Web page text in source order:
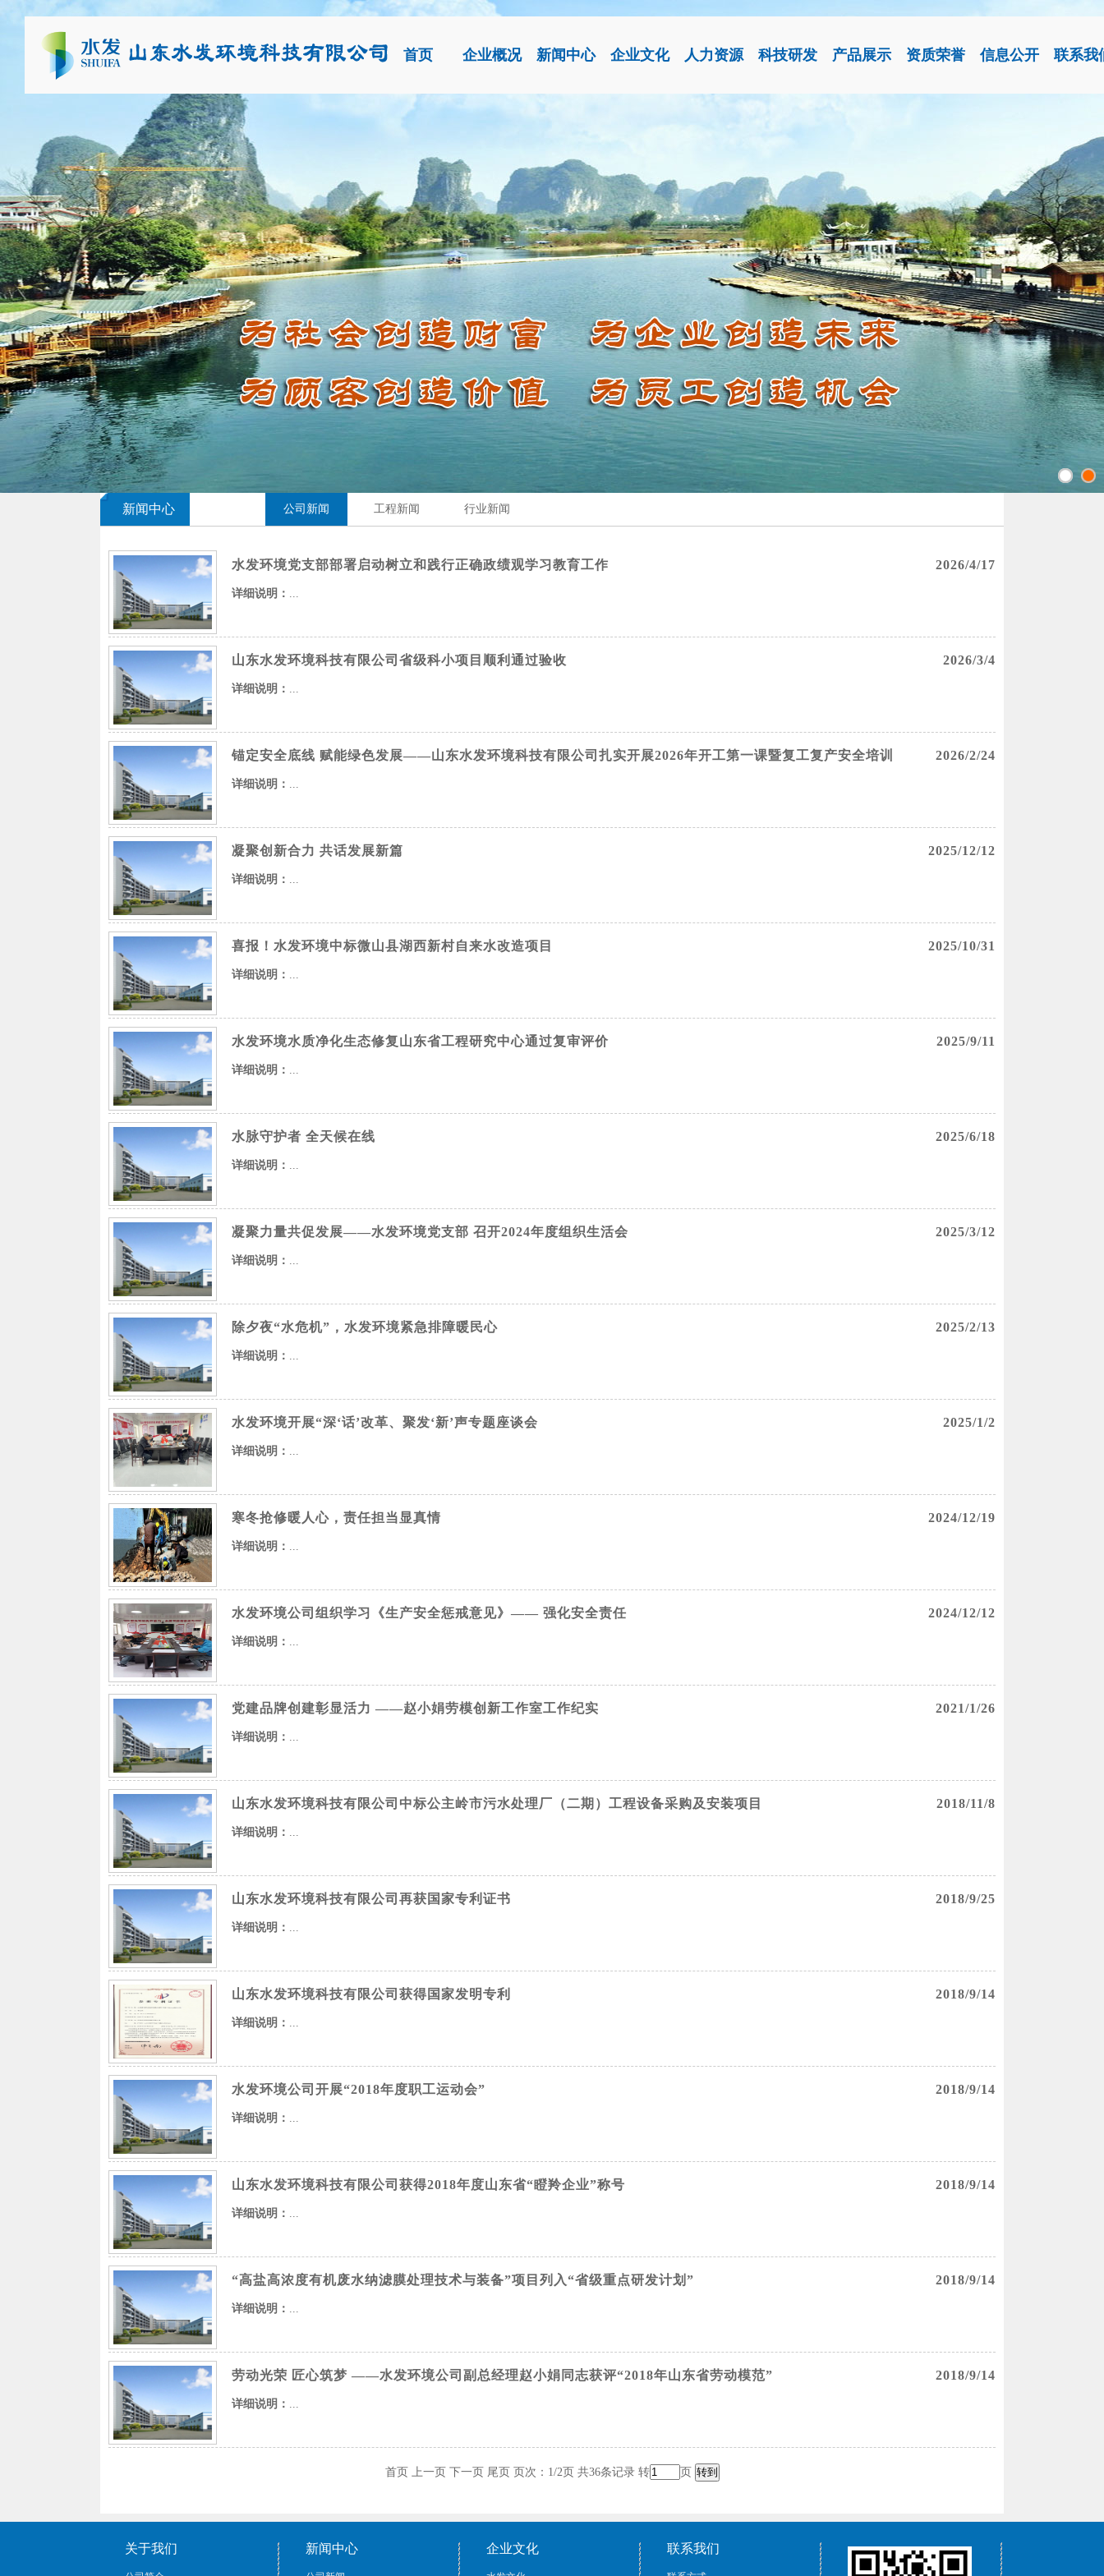
首页 企业概况 新闻中心 企业文化 人力资源 科技研发 产品展示 资质荣誉 信息公开 联系我
新闻中心 公司新闻 工程新闻 行业新闻
2026/4/17
水发环境党支部部署启动树立和践行正确政绩观学习教育工作
详细说明： ...
2026/3/4
山东水发环境科技有限公司省级科小项目顺利通过验收
详细说明： ...
2026/2/24
锚定安全底线 赋能绿色发展——山东水发环境科技有限公司扎实开展2026年开工第一课暨复工复产安全培训
详细说明： ...
2025/12/12
凝聚创新合力 共话发展新篇
详细说明： ...
2025/10/31
喜报！水发环境中标微山县湖西新村自来水改造项目
详细说明： ...
2025/9/11
水发环境水质净化生态修复山东省工程研究中心通过复审评价
详细说明： ...
2025/6/18
水脉守护者 全天候在线
详细说明： ...
2025/3/12
凝聚力量共促发展——水发环境党支部 召开2024年度组织生活会
详细说明： ...
2025/2/13
除夕夜“水危机”，水发环境紧急排障暖民心
详细说明： ...
2025/1/2
水发环境开展“深‘话’改革、聚发‘新’声专题座谈会
详细说明： ...
2024/12/19
寒冬抢修暖人心，责任担当显真情
详细说明： ...
2024/12/12
水发环境公司组织学习《生产安全惩戒意见》—— 强化安全责任
详细说明： ...
2021/1/26
党建品牌创建彰显活力 ——赵小娟劳模创新工作室工作纪实
详细说明： ...
2018/11/8
山东水发环境科技有限公司中标公主岭市污水处理厂（二期）工程设备采购及安装项目
详细说明： ...
2018/9/25
山东水发环境科技有限公司再获国家专利证书
详细说明： ...
2018/9/14
山东水发环境科技有限公司获得国家发明专利
详细说明： ...
2018/9/14
水发环境公司开展“2018年度职工运动会”
详细说明： ...
2018/9/14
山东水发环境科技有限公司获得2018年度山东省“瞪羚企业”称号
详细说明： ...
2018/9/14
“高盐高浓度有机废水纳滤膜处理技术与装备”项目列入“省级重点研发计划”
详细说明： ...
2018/9/14
劳动光荣 匠心筑梦 ——水发环境公司副总经理赵小娟同志获评“2018年山东省劳动模范”
详细说明： ...
首页 上一页 下一页 尾页 页次：1/2页 共36条记录 转 页
关于我们 新闻中心 企业文化 联系我们